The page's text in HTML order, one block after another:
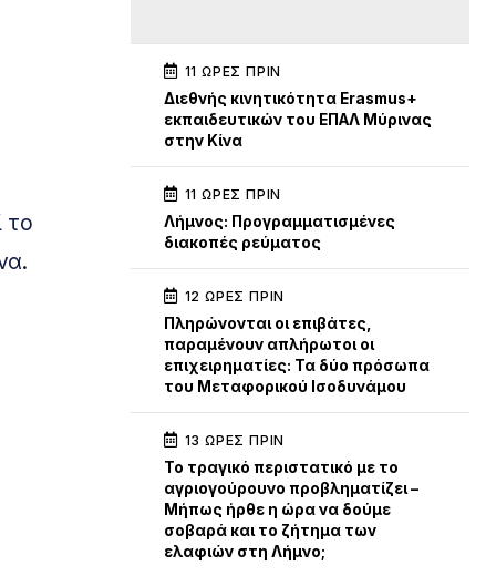
το
11 ΏΡΕΣ ΠΡΙΝ
Διεθνής κινητικότητα Erasmus+
εκπαιδευτικών του ΕΠΑΛ Μύρινας
στην Κίνα
11 ΏΡΕΣ ΠΡΙΝ
Λήμνος: Προγραμματισμένες
διακοπές ρεύματος
12 ΏΡΕΣ ΠΡΙΝ
Πληρώνονται οι επιβάτες,
παραμένουν απλήρωτοι οι
επιχειρηματίες: Τα δύο πρόσωπα
του Μεταφορικού Ισοδυνάμου
13 ΏΡΕΣ ΠΡΙΝ
Το τραγικό περιστατικό με το
αγριογούρουνο προβληματίζει –
Μήπως ήρθε η ώρα να δούμε
σοβαρά και το ζήτημα των
ελαφιών στη Λήμνο;